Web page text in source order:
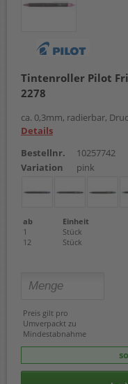
Tintenroller Pilot
2278
ca. 0,3mm, radierbar,
Details
Bestellnr.
10257742
Variation
pink
ab Einheit
1
Stück
12
Stück
Preis gilt pro
Umverpackt zu
Mindestabnahme